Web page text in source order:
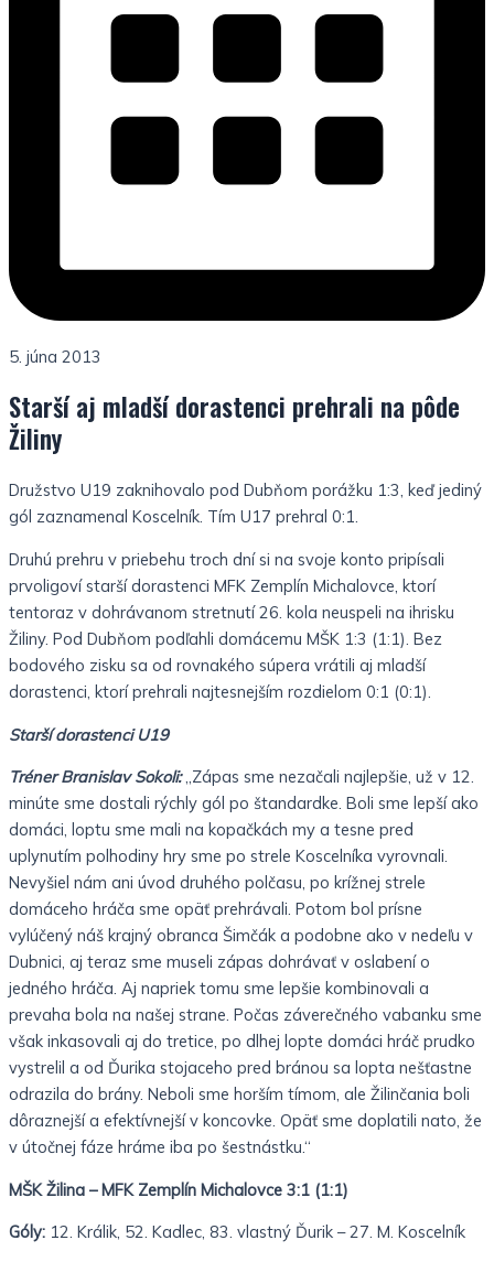
5. júna 2013
Starší aj mladší dorastenci prehrali na pôde
Žiliny
Družstvo U19 zaknihovalo pod Dubňom porážku 1:3, keď jediný
gól zaznamenal Koscelník. Tím U17 prehral 0:1.
Druhú prehru v priebehu troch dní si na svoje konto pripísali
prvoligoví starší dorastenci MFK Zemplín Michalovce, ktorí
tentoraz v dohrávanom stretnutí 26. kola neuspeli na ihrisku
Žiliny. Pod Dubňom podľahli domácemu MŠK 1:3 (1:1). Bez
bodového zisku sa od rovnakého súpera vrátili aj mladší
dorastenci, ktorí prehrali najtesnejším rozdielom 0:1 (0:1).
Starší dorastenci U19
Tréner Branislav Sokoli:„Zápas sme nezačali najlepšie, už v 12.
minúte sme dostali rýchly gól po štandardke. Boli sme lepší ako
domáci, loptu sme mali na kopačkách my a tesne pred
uplynutím polhodiny hry sme po strele Koscelníka vyrovnali.
Nevyšiel nám ani úvod druhého polčasu, po krížnej strele
domáceho hráča sme opäť prehrávali. Potom bol prísne
vylúčený náš krajný obranca Šimčák a podobne ako v nedeľu v
Dubnici, aj teraz sme museli zápas dohrávať v oslabení o
jedného hráča. Aj napriek tomu sme lepšie kombinovali a
prevaha bola na našej strane. Počas záverečného vabanku sme
však inkasovali aj do tretice, po dlhej lopte domáci hráč prudko
vystrelil a od Ďurika stojaceho pred bránou sa lopta nešťastne
odrazila do brány. Neboli sme horším tímom, ale Žilinčania boli
dôraznejší a efektívnejší v koncovke. Opäť sme doplatili nato, že
v útočnej fáze hráme iba po šestnástku.“
MŠK Žilina – MFK Zemplín Michalovce 3:1 (1:1)
Góly: 12. Králik, 52. Kadlec, 83. vlastný Ďurik – 27. M. Koscelník